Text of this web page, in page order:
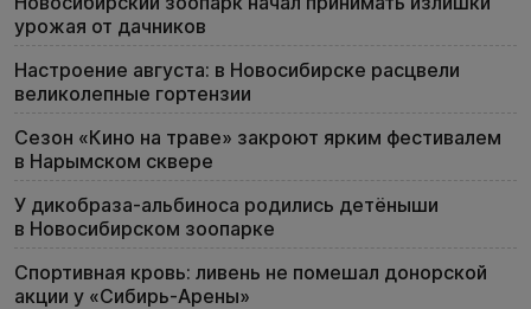
урожая от дачников
Настроение августа: в Новосибирске расцвели
великолепные гортензии
Сезон «Кино на траве» закроют ярким фестивалем
в Нарымском сквере
У дикобраза-альбиноса родились детёныши
в Новосибирском зоопарке
Спортивная кровь: ливень не помешал донорской
акции у «Сибирь-Арены»